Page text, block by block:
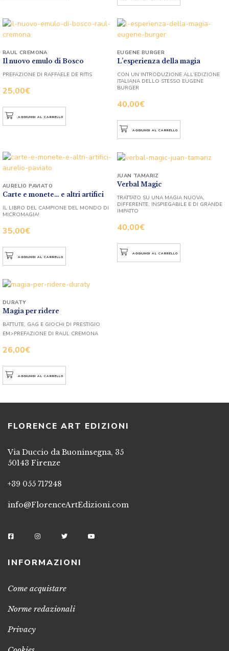
Il nuovo emulo di Bosco
25,00€
RAUL CREMONA
PREFAZIONE DI RAFFAELE DE RITIS
AGGIUNGI AL CARRELLO
L’esperienza della magia
40,00€
EUGENE BURGER
CON UN’INTRODUZIONE ALL’EDIZIONE
ITALIANA DELLO STESSO EUGENE
BURGER
AGGIUNGI AL CARRELLO
Carte e monete… e altri artifici
35,00€
AURELIO PAVIATO
IL LIBRO DEL CAMPIONE DEL MONDO DI
MICROMAGIA!
AGGIUNGI AL CARRELLO
Verbal Magic
40,00€
JUAN TAMARIZ
TRATTATO SU UNA MAGIA NUOVA,
DIFFERENTE, INSPIEGABILE E DI GRANDE
IMPATTO
AGGIUNGI AL CARRELLO
Magia per ridere
26,00€
DURATY
BATTUTE, GAG E GIOCHI DI PRESTIGIO
EM>PREFAZIONE DI RAUL CREMONA
AGGIUNGI AL CARRELLO
FLORENCE ART EDIZIONI
Via Duccio da Buoninsegna, 35
50143 Firenze
+39 055 717248
info@FlorenceArtEdizioni.com
INFORMAZIONI
Come acquistare
Norme redazionali
Privacy